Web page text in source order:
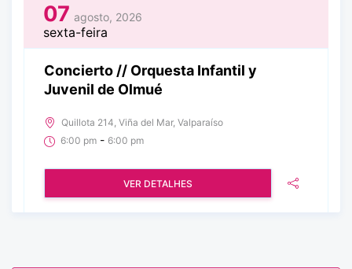
07 agosto, 2026
sexta-feira
Concierto // Orquesta Infantil y
Juvenil de Olmué
Quillota 214, Viña del Mar, Valparaíso
6:00 pm - 6:00 pm
VER DETALHES